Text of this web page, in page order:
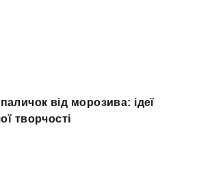
від морозива: ідеї
творчості